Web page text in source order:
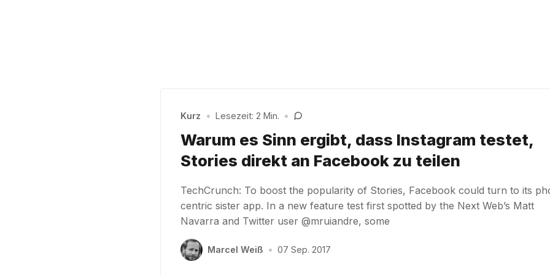
Kurz • Lesezeit: 2 Min. •
Warum es Sinn ergibt, dass Instagram testet,
Stories direkt an Facebook zu teilen
TechCrunch: To boost the popularity of Stories, Facebook could turn to its
centric sister app. In a new feature test first spotted by the Next Web’s Matt
Navarra and Twitter user @mruiandre, some
Marcel Weiß • 07 Sep. 2017